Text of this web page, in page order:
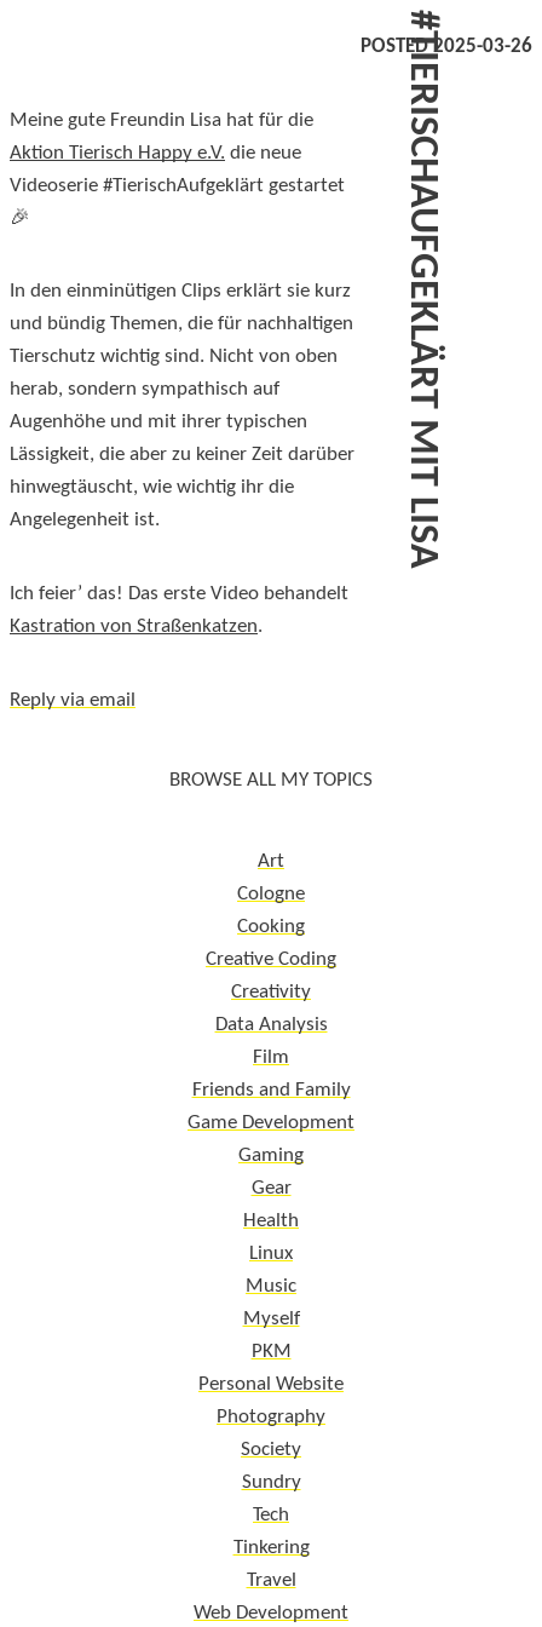
#TIERISCHAUFGEKLÄRT MIT LISA
POSTED 2025-03-26
Meine gute Freundin Lisa hat für die
Aktion Tierisch Happy e.V. die neue
Videoserie #TierischAufgeklärt gestartet
🎉
In den einminütigen Clips erklärt sie kurz
und bündig Themen, die für nachhaltigen
Tierschutz wichtig sind. Nicht von oben
herab, sondern sympathisch auf
Augenhöhe und mit ihrer typischen
Lässigkeit, die aber zu keiner Zeit darüber
hinwegtäuscht, wie wichtig ihr die
Angelegenheit ist.
Ich feier’ das! Das erste Video behandelt
Kastration von Straßenkatzen.
Reply via email
BROWSE ALL MY TOPICS
Art
Cologne
Cooking
Creative Coding
Creativity
Data Analysis
Film
Friends and Family
Game Development
Gaming
Gear
Health
Linux
Music
Myself
PKM
Personal Website
Photography
Society
Sundry
Tech
Tinkering
Travel
Web Development